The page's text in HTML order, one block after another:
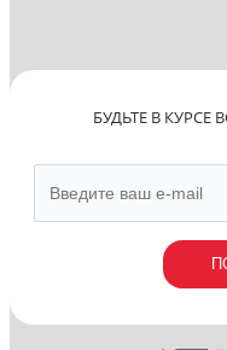
БУДЬТЕ В